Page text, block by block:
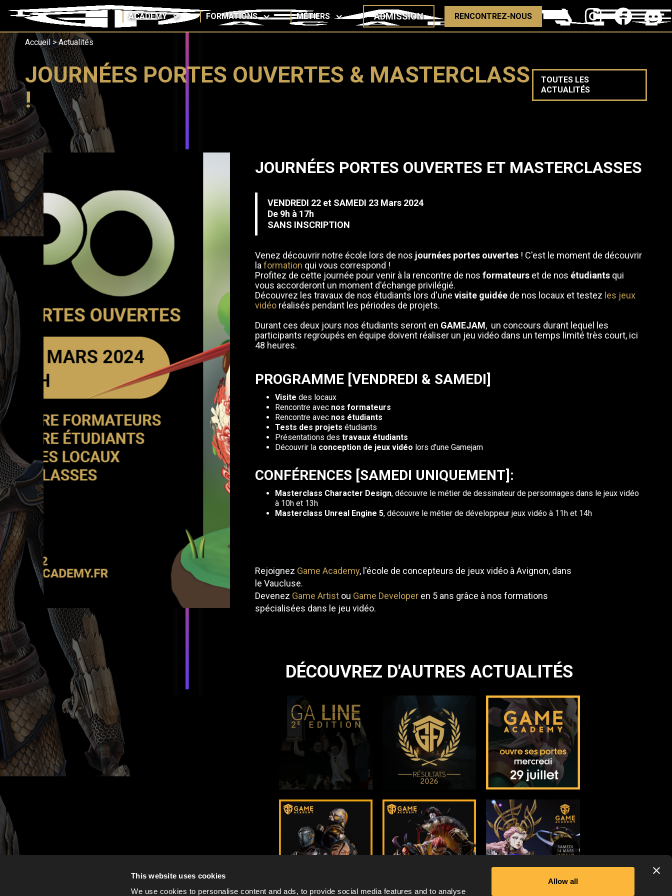
This website uses cookies
We use cookies to personalise content and ads, to provide social media features and to analyse
Allow all
Accueil >Actualités
JOURNÉES PORTES OUVERTES & MASTERCLASS
!
TOUTES LES
ACTUALITÉS
JOURNÉES PORTES OUVERTES ET MASTERCLASSES
VENDREDI 22 et SAMEDI 23 Mars 2024
De 9h à 17h
SANS INSCRIPTION
Venez découvrir notre école lors de nos journées portes ouvertes ! C'est le moment de découvrir
laformation qui vous correspond !
Profitez de cette journée pour venir à la rencontre de nosformateurs et de nos étudiants qui
vous accorderont un moment d'échange privilégié.
Découvrez les travaux de nos étudiants lors d'unevisite guidée de nos locaux et testez les jeux
vidéo réalisés pendant les périodes de projets.
Durant ces deux jours nos étudiants seront en GAMEJAM, un concours durant lequel les
participants regroupés en équipe doivent réaliser un jeu vidéo dans un temps limité très court, ici
48 heures.
PROGRAMME [VENDREDI & SAMEDI]
Visite des locaux
Rencontre avec nos formateurs
Rencontre avec nos étudiants
Tests des projets étudiants
Présentations destravaux étudiants
Découvrir la conception de jeux vidéo lors d'une Gamejam
CONFÉRENCES [SAMEDI UNIQUEMENT]:
Masterclass Character Design, découvre le métier de dessinateur de personnages dans le jeux vidéo
à 10h et 13h
Masterclass Unreal Engine 5, découvre le métier de développeur jeux vidéo à 11h et 14h
Rejoignez Game Academy, l'école de concepteurs de jeux vidéo à Avignon, dans
le Vaucluse.
Devenez Game Artist ou Game Developer en 5 ans grâce à nos formations
spécialisées dans le jeu vidéo.
DÉCOUVREZ D'AUTRES ACTUALITÉS
ACADEMY FORMATIONS MÉTIERS ADMISSION RENCONTREZ-NOUS